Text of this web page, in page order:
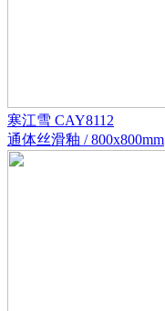
寒江雪 CAY8112
通体丝滑釉 / 800x800mm